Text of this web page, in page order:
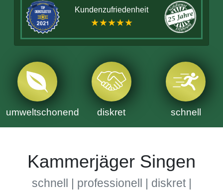
Kundenzufriedenheit
★★★★★
umweltschonend diskret schnell
Kammerjäger Singen
schnell | professionell | diskret |